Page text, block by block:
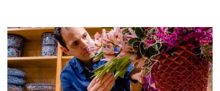
Lost Password
Cadastrar Conta